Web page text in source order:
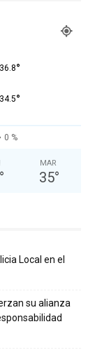
36.8°
34.5°
0 %
°
MAR
35°
Local en el
su alianza